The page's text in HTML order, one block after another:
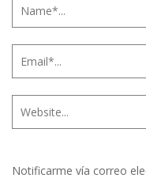
Notificarme vía correo